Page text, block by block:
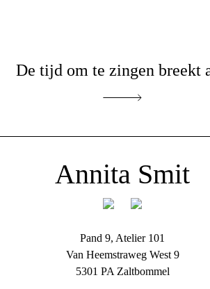
De tijd om te zingen breekt
Annita Smit
Pand 9, Atelier 101
Van Heemstraweg West 9
5301 PA Zaltbommel